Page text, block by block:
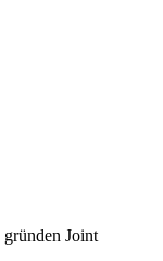
Joint